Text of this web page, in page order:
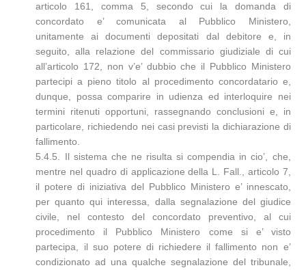
articolo 161, comma 5, secondo cui la domanda di
concordato e’ comunicata al Pubblico Ministero,
unitamente ai documenti depositati dal debitore e, in
seguito, alla relazione del commissario giudiziale di cui
all’articolo 172, non v’e’ dubbio che il Pubblico Ministero
partecipi a pieno titolo al procedimento concordatario e,
dunque, possa comparire in udienza ed interloquire nei
termini ritenuti opportuni, rassegnando conclusioni e, in
particolare, richiedendo nei casi previsti la dichiarazione di
fallimento.
5.4.5. Il sistema che ne risulta si compendia in cio’, che,
mentre nel quadro di applicazione della L. Fall., articolo 7,
il potere di iniziativa del Pubblico Ministero e’ innescato,
per quanto qui interessa, dalla segnalazione del giudice
civile, nel contesto del concordato preventivo, al cui
procedimento il Pubblico Ministero come si e’ visto
partecipa, il suo potere di richiedere il fallimento non e’
condizionato ad una qualche segnalazione del tribunale,